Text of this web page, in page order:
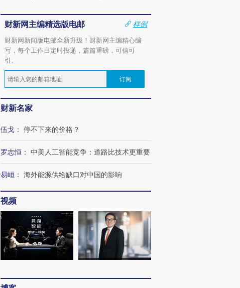
财新网主编精选版电邮
样例
财新网新闻版电邮全新升级！财新网主编精心编
写，每个工作日定时投递，篇篇重磅，可信可
引。
订阅
财新名家
伍戈 ： 停不下来的价格？
罗志恒 ： 中美人工智能竞争：道路比技术更重要
易峘 ： 海外能源供给缺口对中国的影响
视频